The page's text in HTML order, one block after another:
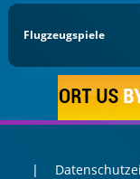
Flugzeugspiele